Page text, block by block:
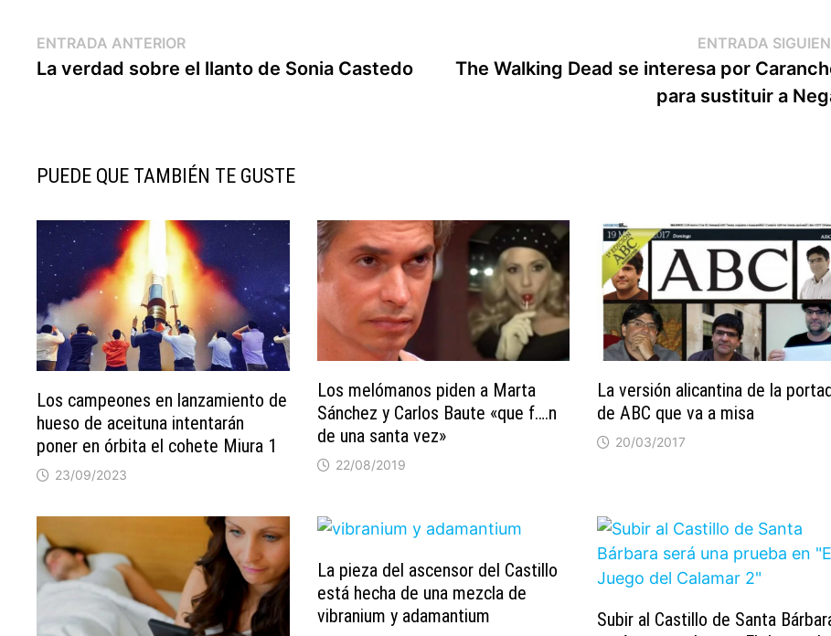
Navegación
de
ENTRADA ANTERIOREntrada
anterior:
La verdad sobre el llanto de Sonia Castedo
ENTRADA
The Walking Dead se interesa por
para sustituir a
PUEDE QUE TAMBIÉN TE GUSTE
Los campeones en lanzamiento de
hueso de aceituna intentarán
poner en órbita el cohete Miura 1
23/09/2023
Los melómanos piden a Marta
Sánchez y Carlos Baute «que f….n
de una santa vez»
22/08/2019
La versión alicantina de la
de ABC que va a misa
20/03/2017
La pieza del ascensor del Castillo
está hecha de una mezcla de
vibranium y adamantium
Subir al Castillo de Santa